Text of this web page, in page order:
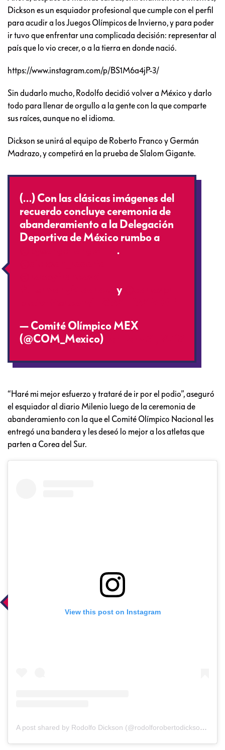
Dickson es un esquiador profesional que cumple con el perfil
para acudir a los Juegos Olímpicos de Invierno, y para poder
ir tuvo que enfrentar una complicada decisión: representar al
país que lo vio crecer, o a la tierra en donde nació.
https://www.instagram.com/p/BS1M6a4jP-3/
Sin dudarlo mucho, Rodolfo decidió volver a México y darlo
todo para llenar de orgullo a la gente con la que comparte
sus raíces, aunque no el idioma.
Dickson se unirá al equipo de Roberto Franco y Germán
Madrazo, y competirá en la prueba de Slalom Gigante.
(…) Con las clásicas imágenes del
recuerdo concluye ceremonia de
abanderamiento a la Delegación
Deportiva de México rumbo a
.
y
— Comité Olímpico MEX
(@COM_Mexico)
“Haré mi mejor esfuerzo y trataré de ir por el podio”, aseguró
el esquiador al diario Milenio luego de la ceremonia de
abanderamiento con la que el Comité Olímpico Nacional les
entregó una bandera y les deseó lo mejor a los atletas que
parten a Corea del Sur.
View this post on Instagram
A post shared by Rodolfo Dickson (@rodolforobertodicksonsommers)